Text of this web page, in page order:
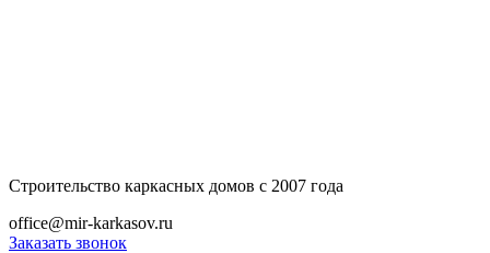
Строительство каркасных домов с 2007 года
office@mir-karkasov.ru
Заказать звонок